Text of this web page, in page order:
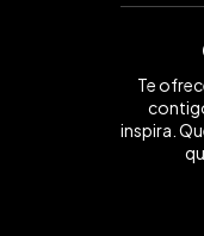
Te
inspira.